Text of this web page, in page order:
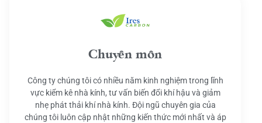
Chuyên môn
Công ty chúng tôi có nhiều năm kinh nghiệm trong lĩnh
vực kiểm kê nhà kính, tư vấn biến đổi khí hậu và giảm
nhẹ phát thải khí nhà kính. Đội ngũ chuyên gia của
chúng tôi luôn cập nhật những kiến thức mới nhất và áp